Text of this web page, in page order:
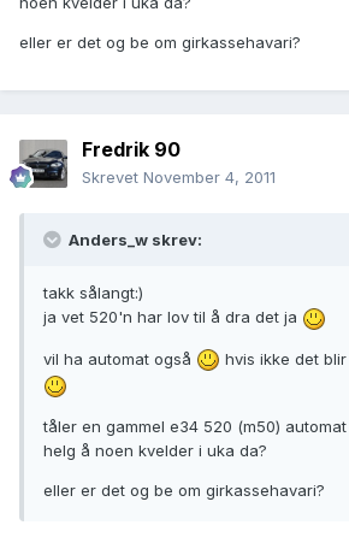
eller er det og be om girkassehavari?
Fredrik 90
Skrevet November 4, 2011
Anders_w skrev:
takk sålangt:)
ja vet 520'n har lov til å dra det ja
vil ha automat også hvis ikke det
tåler en gammel e34 520 (m50)
helg å noen kvelder i uka da?
eller er det og be om girkassehavari?